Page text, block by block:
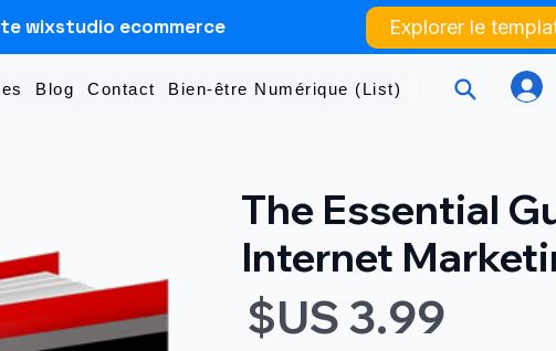
wixstudio ecommerce Explorer le
Blog Contact Bien-être Numérique (List)
The Essential
Internet
السعر